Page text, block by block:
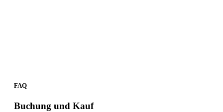
FAQ
Buchung und Kauf